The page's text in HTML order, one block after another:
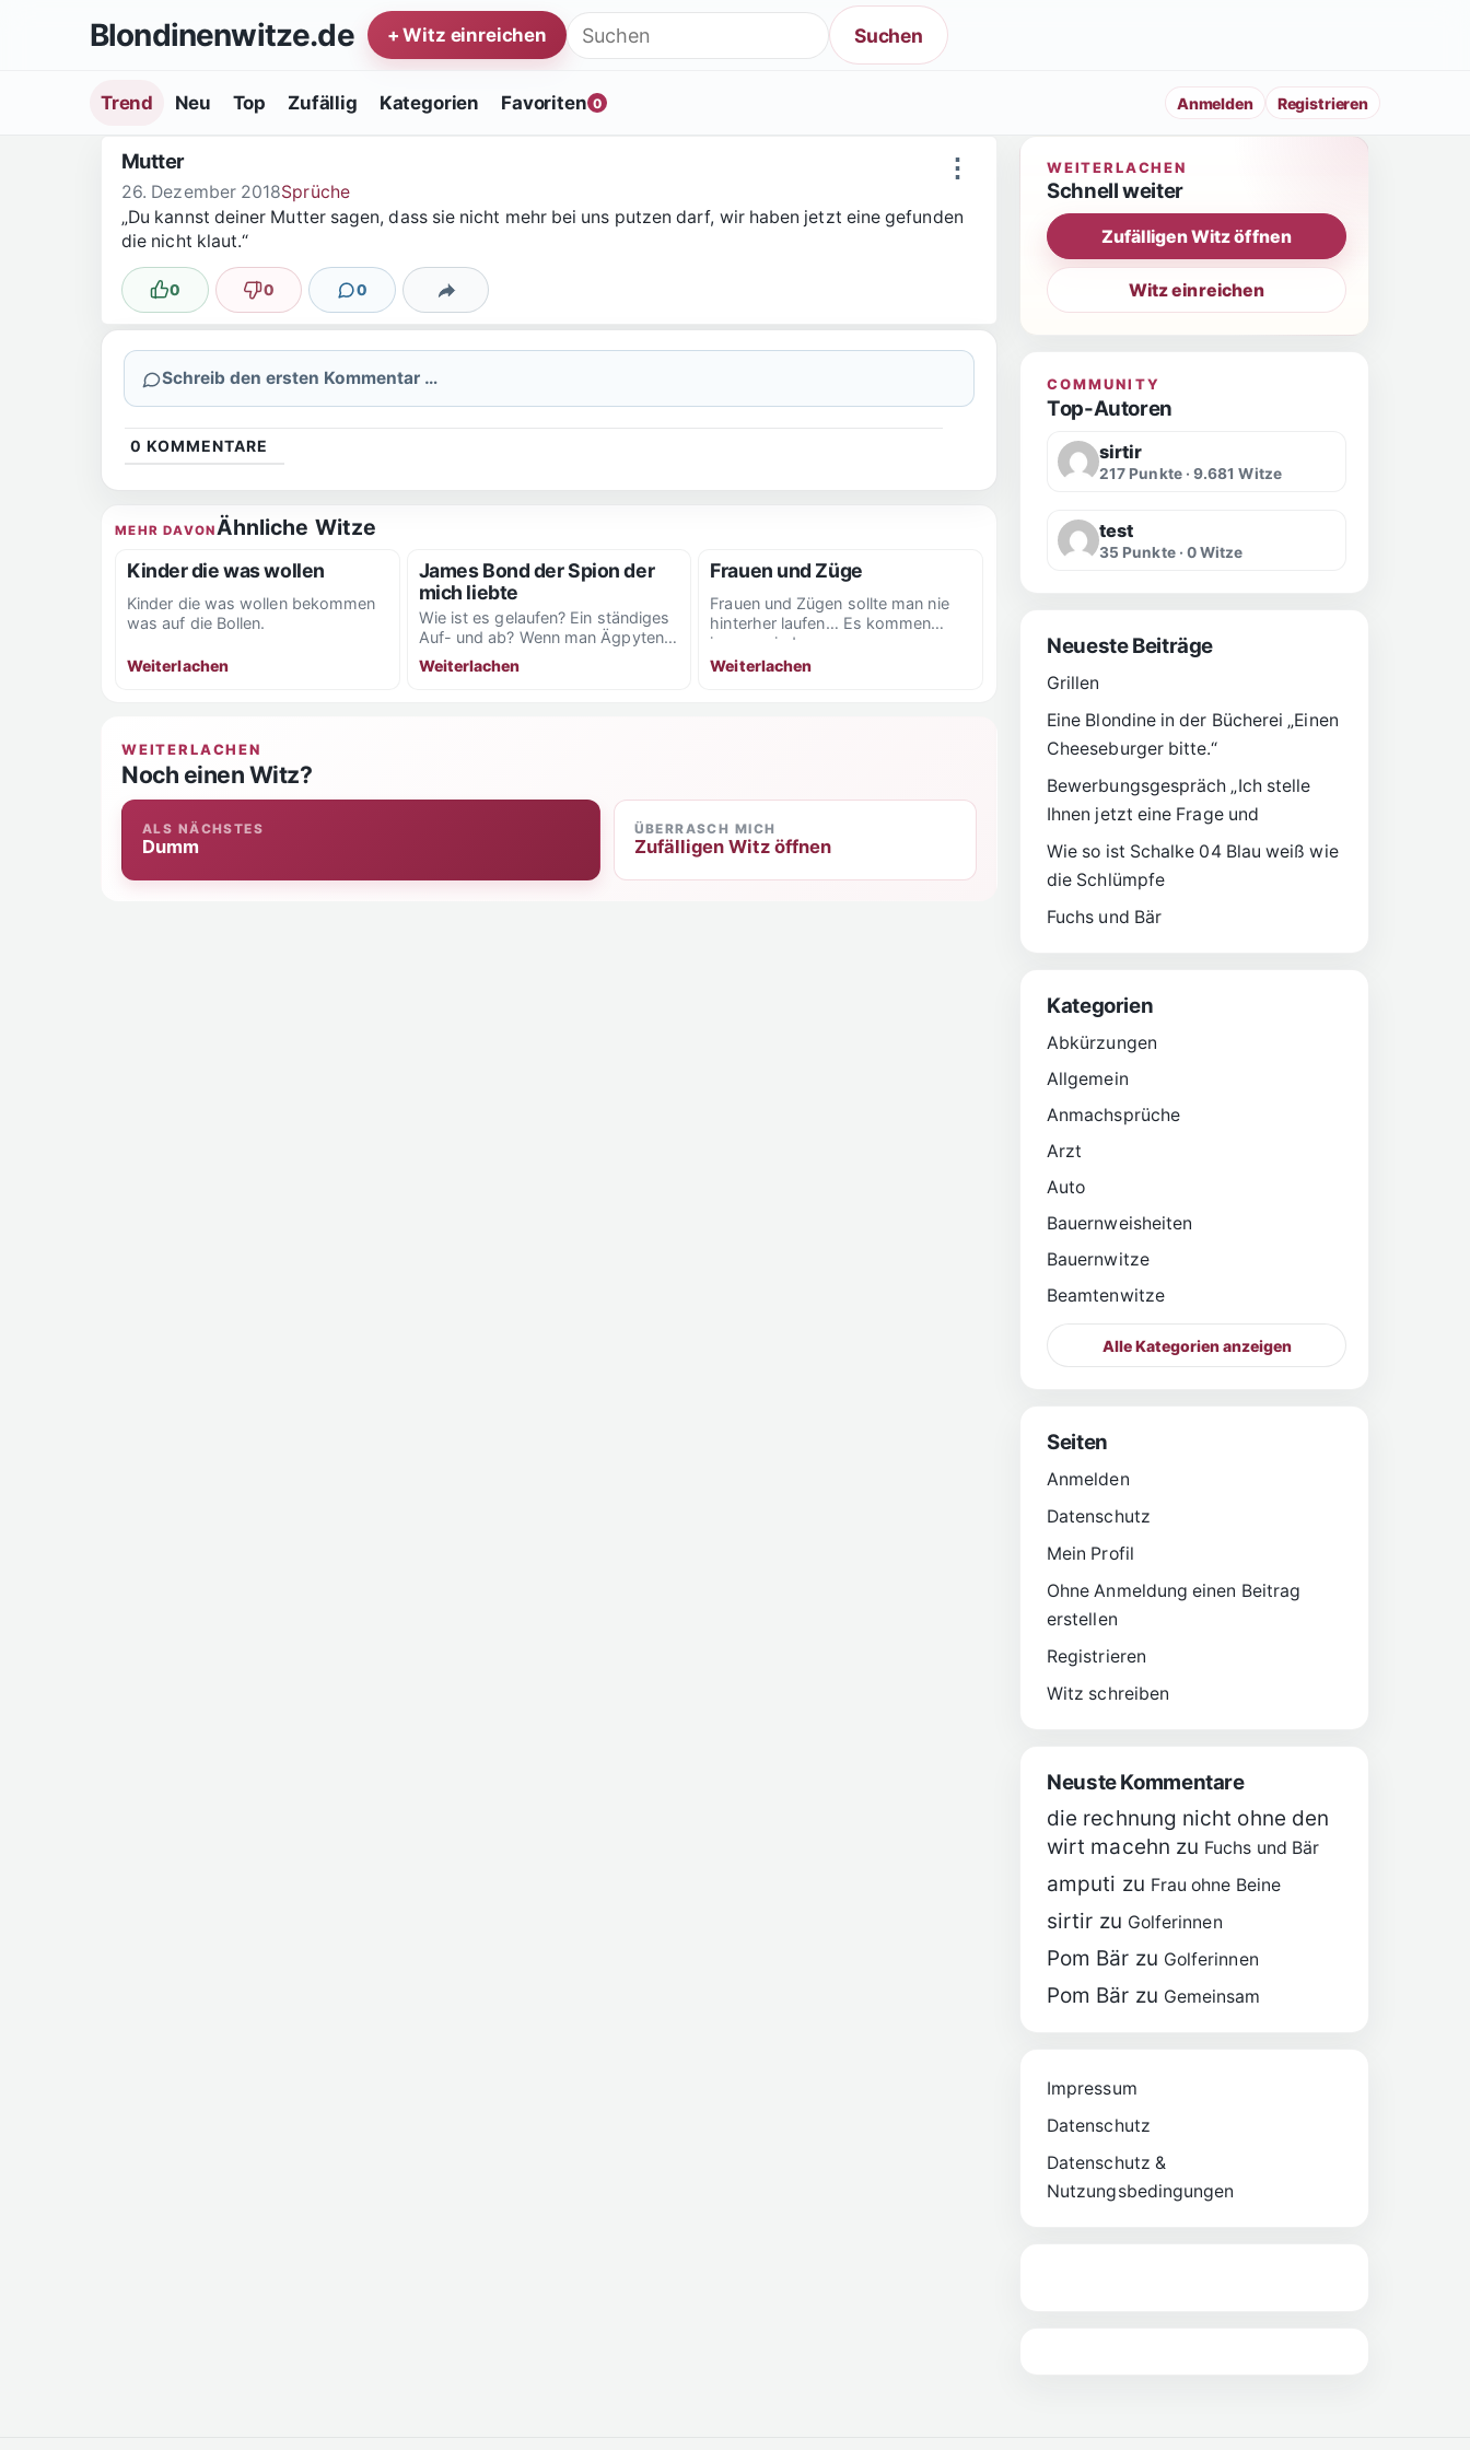
Zum Inhalt springenBlondinenwitze.de Suche nach: Suchen
+ Witz einreichen
Anmelden Registrieren
Trend Neu Top Zufällig Kategorien Favoriten 0
⋮
Mutter
26. Dezember 2018Sprüche
„Du kannst deiner Mutter sagen, dass sie nicht mehr bei uns putzen darf, wir haben jetzt eine gefunden
die nicht klaut.“
Lustig
0 Nicht lustig
0 0
KommentareTeilen
Schreib den ersten Kommentar …
0 KOMMENTARE
MEHR DAVONÄhnliche Witze
Kinder die was wollen
Kinder die was wollen bekommen
was auf die Bollen.
Weiterlachen
James Bond der Spion der
mich liebte
Wie ist es gelaufen? Ein ständiges
Auf- und ab? Wenn man Ägpyten
schon besucht, sollte man auch
versuchen...
Weiterlachen
Frauen und Züge
Frauen und Zügen sollte man nie
hinterher laufen… Es kommen
immer wieder neue…
Weiterlachen
WEITERLACHEN
Noch einen Witz?
ALS NÄCHSTES
Dumm
ÜBERRASCH MICH
Zufälligen Witz öffnen
WEITERLACHEN
Schnell weiter
Zufälligen Witz öffnen
Witz einreichen
COMMUNITY
Top-Autoren
sirtir
217 Punkte · 9.681 Witze
test
35 Punkte · 0 Witze
Neueste Beiträge
Grillen
Eine Blondine in der Bücherei „Einen
Cheeseburger bitte.“
Bewerbungsgespräch „Ich stelle
Ihnen jetzt eine Frage und
Wie so ist Schalke 04 Blau weiß wie
die Schlümpfe
Fuchs und Bär
Kategorien
Abkürzungen
Allgemein
Anmachsprüche
Arzt
Auto
Bauernweisheiten
Bauernwitze
Beamtenwitze
Alle Kategorien anzeigen
Seiten
Anmelden
Datenschutz
Mein Profil
Ohne Anmeldung einen Beitrag
erstellen
Registrieren
Witz schreiben
Neuste Kommentare
die rechnung nicht ohne den
wirt macehn zu Fuchs und Bär
amputi zu Frau ohne Beine
sirtir zu Golferinnen
Pom Bär zu Golferinnen
Pom Bär zu Gemeinsam
Impressum
Datenschutz
Datenschutz &
Nutzungsbedingungen